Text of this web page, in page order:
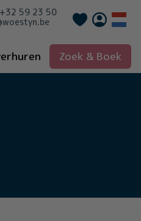
+32 59 23 50
Français
Zoek & Boek